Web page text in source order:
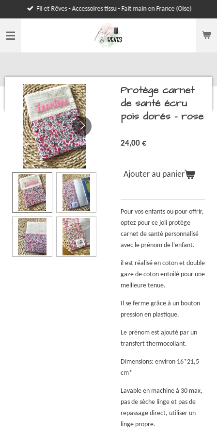
au
contenu
Fil et Rêves - Accessoires tissu - Fait main en France (Oise)
Protège carnet
de santé écru
pois dorés - rose
24,00 €
Ajouter au panier
Pour vos enfants ou pour offrir,
optez pour ce joli protège
carnet de santé personnalisé
avec le prénom de l'enfant.
il est réalisé en coton et double
gaze de coton entoilé pour une
meilleure tenue.
Il se ferme grâce à un bouton
pression en plastique.
Le prénom est ajouté par un
transfert thermocollant.
Dimensions: environ 16*21,5
cm*
Lavable en machine à 30 max,
pas de sèche linge et pas de
repassage direct, utiliser un
linge propre.